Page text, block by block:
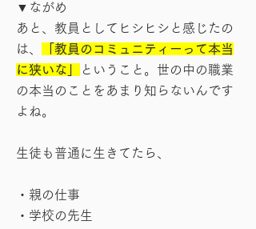
▼ながめ
あと、教員としてヒシヒシと感じたの
は、
「教員のコミュニティーって本当
に狭いな」
ということ。世の中の職業
の本当のことをあまり知らないんです
よね。
生徒も普通に生きてたら、
・親の仕事
・学校の先生